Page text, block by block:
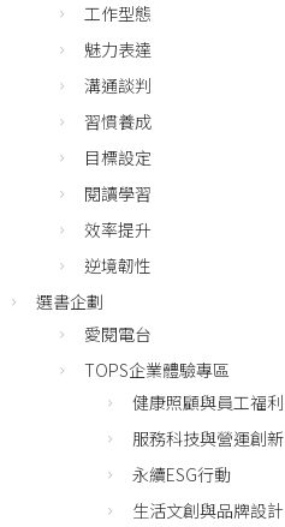
工作型態
魅力表達
溝通談判
習慣養成
目標設定
閱讀學習
效率提升
逆境韌性
選書企劃
愛閱電台
TOPS企業體驗專區
健康照顧與員工福利
服務科技與營運創新
永續ESG行動
生活文創與品牌設計